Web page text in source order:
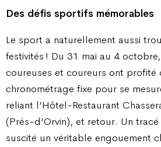
Des défis sportifs mémorables
Le sport a naturellement aussi
festivités ! Du 31 mai au 4
coureuses et coureurs ont profité
chronométrage fixe pour se
reliant l’Hôtel-Restaurant
(Prés-d’Orvin), et retour. Un
suscité un véritable engouement